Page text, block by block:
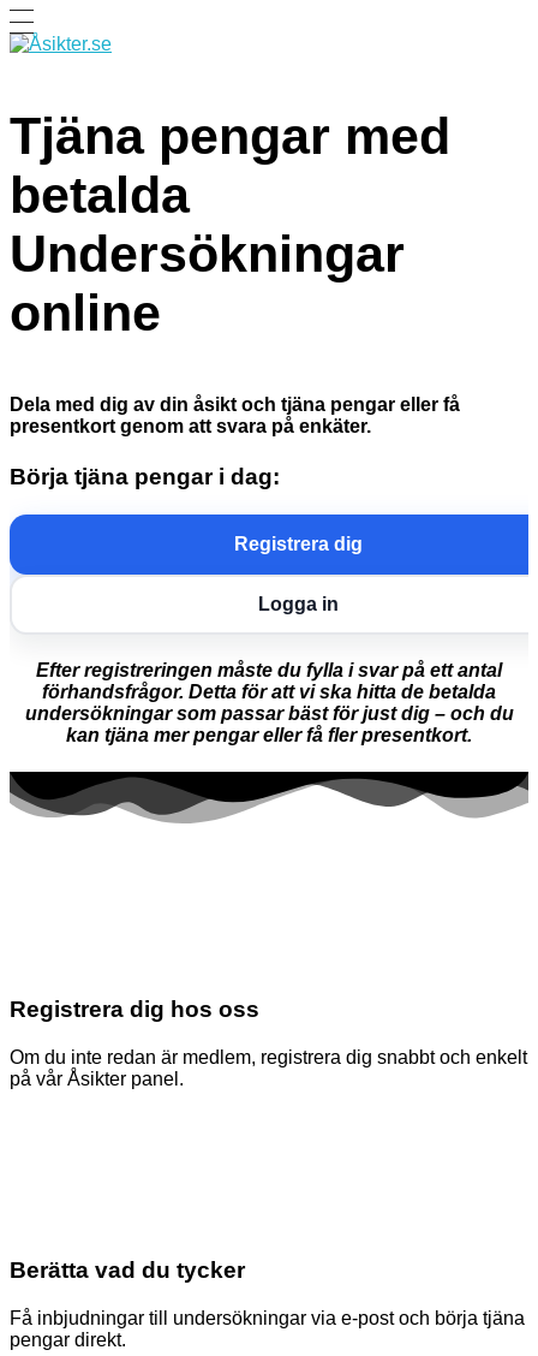
Tjäna pengar med
betalda
Undersökningar
online
Dela med dig av din åsikt och tjäna pengar eller få
presentkort genom att svara på enkäter.
Börja tjäna pengar i dag:
Registrera dig
Logga in
Efter registreringen måste du fylla i svar på ett antal
förhandsfrågor. Detta för att vi ska hitta de betalda
undersökningar som passar bäst för just dig – och du
kan tjäna mer pengar eller få fler presentkort.
Registrera dig hos oss
Om du inte redan är medlem, registrera dig snabbt och enkelt
på vår Åsikter panel.
Berätta vad du tycker
Få inbjudningar till undersökningar via e-post och börja tjäna
pengar direkt.